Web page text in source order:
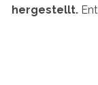
hergestellt.